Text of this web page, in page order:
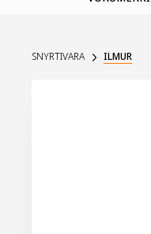
SNYRTIVARA ILMUR